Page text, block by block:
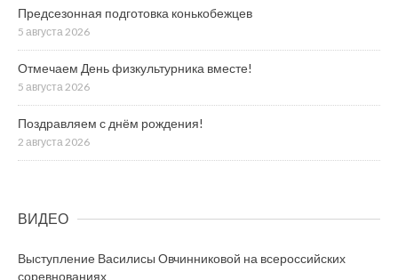
Предсезонная подготовка конькобежцев
5 августа 2026
Отмечаем День физкультурника вместе!
5 августа 2026
Поздравляем с днём рождения!
2 августа 2026
ВИДЕО
Выступление Василисы Овчинниковой на всероссийских
соревнованиях